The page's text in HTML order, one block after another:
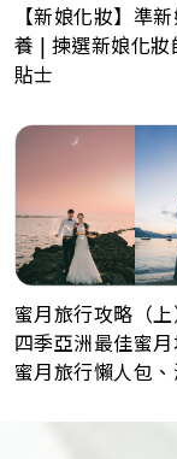
【新娘化妝】準
養 | 揀選新娘化妝
貼士
蜜月旅行攻略（
四季亞洲最佳蜜
蜜月旅行懶人包